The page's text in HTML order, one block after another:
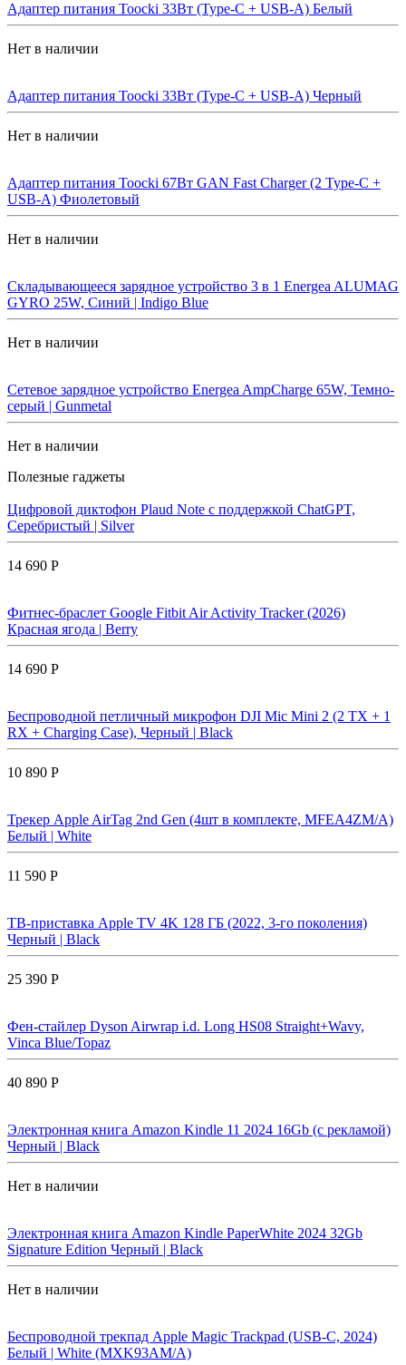
Адаптер питания Toocki 33Вт (Type-C + USB-A) Белый
Нет в наличии
Адаптер питания Toocki 33Вт (Type-C + USB-A) Черный
Нет в наличии
Адаптер питания Toocki 67Вт GAN Fast Charger (2 Type-C +
USB-A) Фиолетовый
Нет в наличии
Складывающееся зарядное устройство 3 в 1 Energea ALUMAG
GYRO 25W, Синий | Indigo Blue
Нет в наличии
Сетевое зарядное устройство Energea AmpCharge 65W, Темно-
серый | Gunmetal
Нет в наличии
Полезные гаджеты
Цифровой диктофон Plaud Note с поддержкой ChatGPT,
Серебристый | Silver
14 690 Р
Фитнес-браслет Google Fitbit Air Activity Tracker (2026)
Красная ягода | Berry
14 690 Р
Беспроводной петличный микрофон DJI Mic Mini 2 (2 TX + 1
RX + Charging Case), Черный | Black
10 890 Р
Трекер Apple AirTag 2nd Gen (4шт в комплекте, MFEA4ZM/A)
Белый | White
11 590 Р
ТВ-приставка Apple TV 4K 128 ГБ (2022, 3-го поколения)
Черный | Black
25 390 Р
Фен-стайлер Dyson Airwrap i.d. Long HS08 Straight+Wavy,
Vinca Blue/Topaz
40 890 Р
Электронная книга Amazon Kindle 11 2024 16Gb (с рекламой)
Черный | Black
Нет в наличии
Электронная книга Amazon Kindle PaperWhite 2024 32Gb
Signature Edition Черный | Black
Нет в наличии
Беспроводной трекпад Apple Magic Trackpad (USB-C, 2024)
Белый | White (MXK93AM/A)